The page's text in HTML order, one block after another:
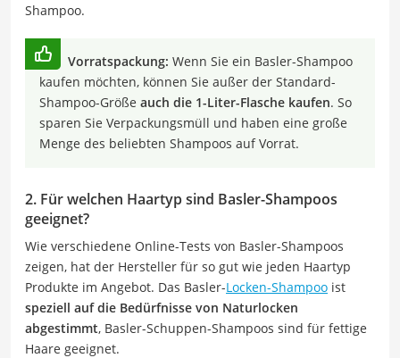
Shampoo.
Vorratspackung: Wenn Sie ein Basler-Shampoo
kaufen möchten, können Sie außer der Standard-
Shampoo-Größe auch die 1-Liter-Flasche kaufen. So
sparen Sie Verpackungsmüll und haben eine große
Menge des beliebten Shampoos auf Vorrat.
2. Für welchen Haartyp sind Basler-Shampoos
geeignet?
Wie verschiedene Online-Tests von Basler-Shampoos
zeigen, hat der Hersteller für so gut wie jeden Haartyp
Produkte im Angebot. Das Basler-Locken-Shampoo ist
speziell auf die Bedürfnisse von Naturlocken
abgestimmt, Basler-Schuppen-Shampoos sind für fettige
Haare geeignet.